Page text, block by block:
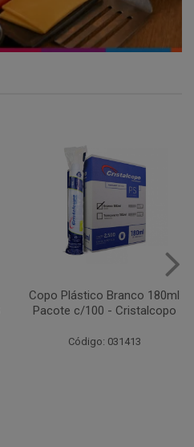
Copo Plástico Branco 180ml
Pacote c/100 - Cristalcopo
Código: 031413